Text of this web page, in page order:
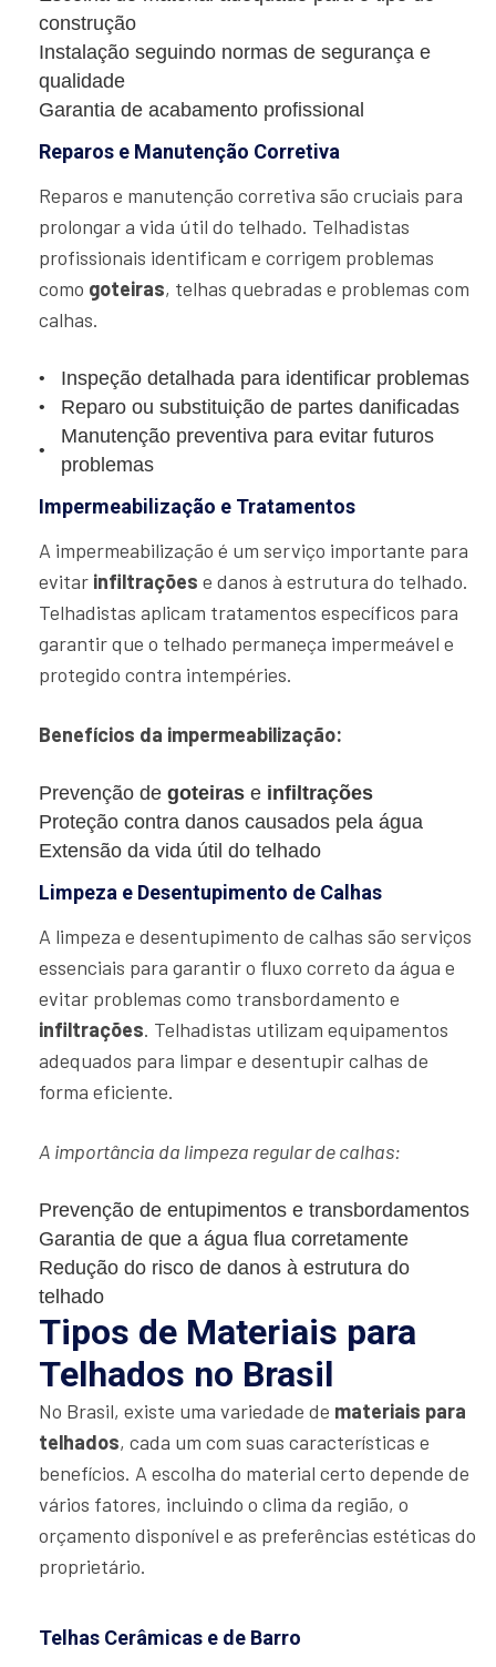
construção
Instalação seguindo normas de segurança e
qualidade
Garantia de acabamento profissional
Reparos e Manutenção Corretiva
Reparos e manutenção corretiva são cruciais para
prolongar a vida útil do telhado. Telhadistas
profissionais identificam e corrigem problemas
como goteiras, telhas quebradas e problemas com
calhas.
Inspeção detalhada para identificar problemas
Reparo ou substituição de partes danificadas
Manutenção preventiva para evitar futuros
problemas
Impermeabilização e Tratamentos
A impermeabilização é um serviço importante para
evitar infiltrações e danos à estrutura do telhado.
Telhadistas aplicam tratamentos específicos para
garantir que o telhado permaneça impermeável e
protegido contra intempéries.
Benefícios da impermeabilização:
Prevenção de goteiras e infiltrações
Proteção contra danos causados pela água
Extensão da vida útil do telhado
Limpeza e Desentupimento de Calhas
A limpeza e desentupimento de calhas são serviços
essenciais para garantir o fluxo correto da água e
evitar problemas como transbordamento e
infiltrações. Telhadistas utilizam equipamentos
adequados para limpar e desentupir calhas de
forma eficiente.
A importância da limpeza regular de calhas:
Prevenção de entupimentos e transbordamentos
Garantia de que a água flua corretamente
Redução do risco de danos à estrutura do
telhado
Tipos de Materiais para
Telhados no Brasil
No Brasil, existe uma variedade de materiais para
telhados, cada um com suas características e
benefícios. A escolha do material certo depende de
vários fatores, incluindo o clima da região, o
orçamento disponível e as preferências estéticas do
proprietário.
Telhas Cerâmicas e de Barro